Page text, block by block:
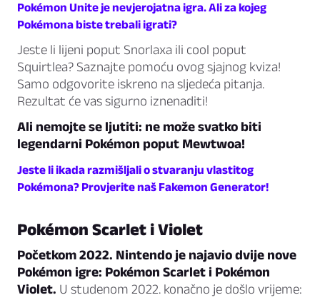
Pokémon Unite je nevjerojatna igra. Ali za kojeg
Pokémona biste trebali igrati?
Jeste li lijeni poput Snorlaxa ili cool poput
Squirtlea? Saznajte pomoću ovog sjajnog kviza!
Samo odgovorite iskreno na sljedeća pitanja.
Rezultat će vas sigurno iznenaditi!
Ali nemojte se ljutiti: ne može svatko biti
legendarni Pokémon poput Mewtwoa!
Jeste li ikada razmišljali o stvaranju vlastitog
Pokémona? Provjerite naš Fakemon Generator!
Pokémon Scarlet i Violet
Početkom 2022. Nintendo je najavio dvije nove
Pokémon igre: Pokémon Scarlet i Pokémon
Violet. U studenom 2022. konačno je došlo vrijeme: